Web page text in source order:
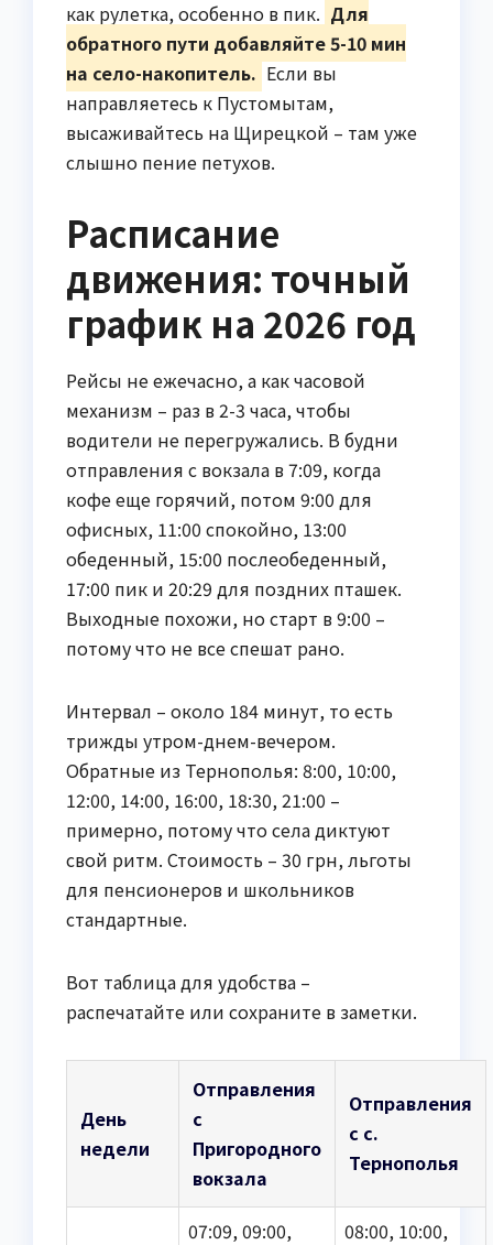
как рулетка, особенно в пик. Для
обратного пути добавляйте 5-10 мин
на село-накопитель. Если вы
направляетесь к Пустомытам,
высаживайтесь на Щирецкой – там уже
слышно пение петухов.
Расписание
движения: точный
график на 2026 год
Рейсы не ежечасно, а как часовой
механизм – раз в 2-3 часа, чтобы
водители не перегружались. В будни
отправления с вокзала в 7:09, когда
кофе еще горячий, потом 9:00 для
офисных, 11:00 спокойно, 13:00
обеденный, 15:00 послеобеденный,
17:00 пик и 20:29 для поздних пташек.
Выходные похожи, но старт в 9:00 –
потому что не все спешат рано.
Интервал – около 184 минут, то есть
трижды утром-днем-вечером.
Обратные из Тернополья: 8:00, 10:00,
12:00, 14:00, 16:00, 18:30, 21:00 –
примерно, потому что села диктуют
свой ритм. Стоимость – 30 грн, льготы
для пенсионеров и школьников
стандартные.
Вот таблица для удобства –
распечатайте или сохраните в заметки.
День
недели
Отправления
с
Пригородного
вокзала
Отправления
с с.
Тернополья
07:09, 09:00,
08:00, 10:00,